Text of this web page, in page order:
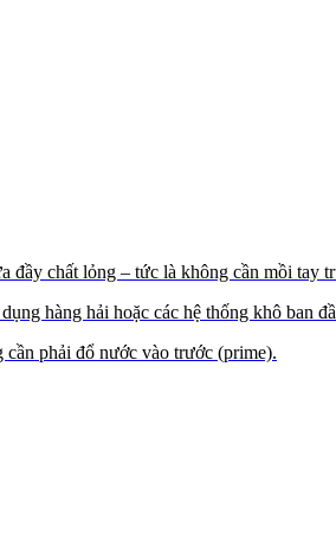
đầy chất lỏng – tức là không cần mồi tay
hàng hải hoặc các hệ thống khô ban
phải đổ nước vào trước (prime).